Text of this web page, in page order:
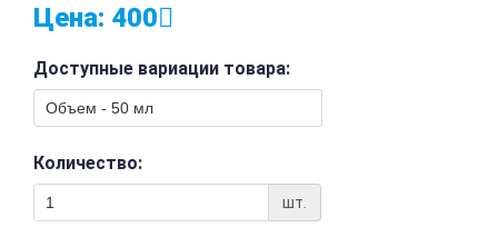
Цена: 400
Доступные вариации товара:
Количество:
шт.